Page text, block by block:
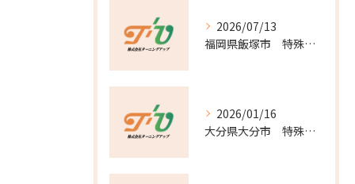
2026/07/13
福岡県飯塚市 特殊清掃及び片付け
2026/01/16
大分県大分市 特殊清掃 脱臭